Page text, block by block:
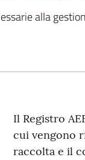
alla
Il Registro
cui vengono
raccolta e il